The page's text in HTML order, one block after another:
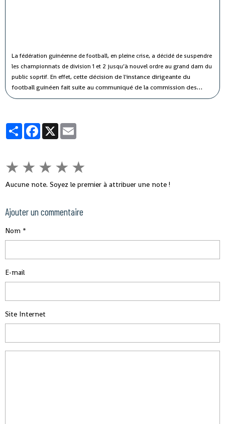
La fédération guinéenne de football, en pleine crise, a décidé de suspendre
les championnats de division 1 et 2 jusqu’à nouvel ordre au grand dam du
public soprtif. En effet,cette décision de l'instance dirigeante du
football guinéen fait suite au communiqué de la commission des
arbitres, qui déclare le retrait de ses arbitres de toutes les
PartagerFacebook
X
★ ★ ★ ★ ★
Aucune note. Soyez le premier à attribuer une note !
Ajouter un commentaire
Nom
E-mail
Site Internet